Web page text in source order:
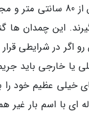
در شرایطی قرار
یا خارجی باید
خیلی عظیم خود را